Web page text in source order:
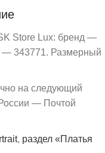
Store Lux: бренд —
— 343771. Размерный
на следующий
— Почтой
, раздел «Платья